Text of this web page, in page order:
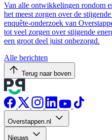
Van alle ontwikkelingen rondom
het meest zorgen over de
enquête-onderzoek van
tot veel zorgen over stijgende
een groot deel juist onbezorgd.
Alle berichten
Terug naar boven
Overstappen.nl
Nieuws